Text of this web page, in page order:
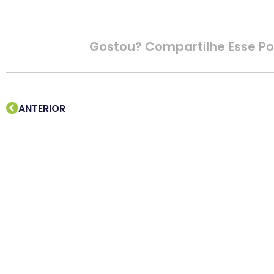
Gostou? Compartilhe Esse
ANTERIOR